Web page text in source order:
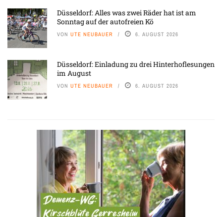
Düsseldorf: Alles was zwei Räder hat ist am
Sonntag auf der autofreien Kö
VON UTE NEUBAUER 6. AUGUST 2026
Düsseldorf: Einladung zu drei Hinterhoflesungen
im August
VON UTE NEUBAUER 6. AUGUST 2026